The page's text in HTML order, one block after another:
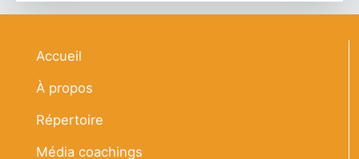
Navigation principale
Accueil
À propos
Répertoire
Média coachings